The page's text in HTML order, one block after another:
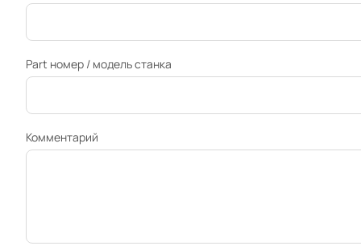
Part номер / модель станка
Комментарий